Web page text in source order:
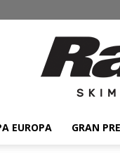
EUROPA GRAN